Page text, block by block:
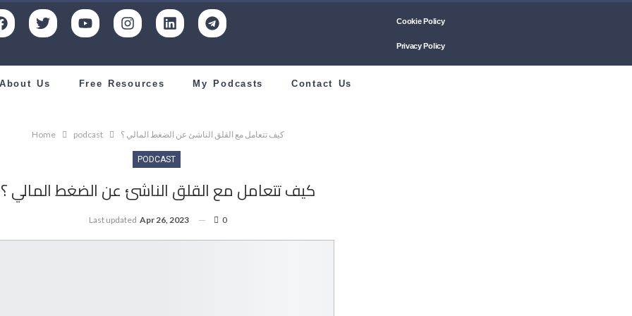
Cookie Policy
Privacy Policy
Us Free Resources My Podcasts Contact Us
Home podcast كيف تتعامل مع القلق الناشئ عن الضغط المالي ؟
PODCAST
كيف تتعامل مع القلق الناشئ عن الضغط المالي ؟
Last updated Apr 26, 2023 0